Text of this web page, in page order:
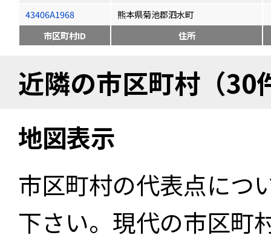
43406A1968
熊本県菊池郡泗水町
市区町村ID
住所
近隣の市区町村（30
地図表示
市区町村の代表点につ
下さい。現代の市区町